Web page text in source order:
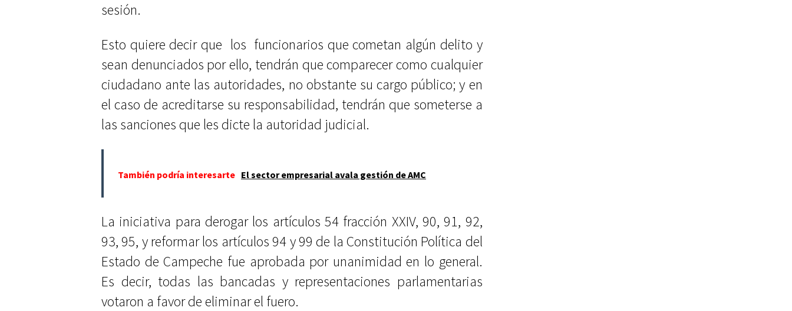
sesión.
Esto quiere decir que los funcionarios que cometan algún delito y
sean denunciados por ello, tendrán que comparecer como cualquier
ciudadano ante las autoridades, no obstante su cargo público; y en
el caso de acreditarse su responsabilidad, tendrán que someterse a
las sanciones que les dicte la autoridad judicial.
También podría interesarte El sector empresarial avala gestión de AMC
La iniciativa para derogar los artículos 54 fracción XXIV, 90, 91, 92,
93, 95, y reformar los artículos 94 y 99 de la Constitución Política del
Estado de Campeche fue aprobada por unanimidad en lo general.
Es decir, todas las bancadas y representaciones parlamentarias
votaron a favor de eliminar el fuero.